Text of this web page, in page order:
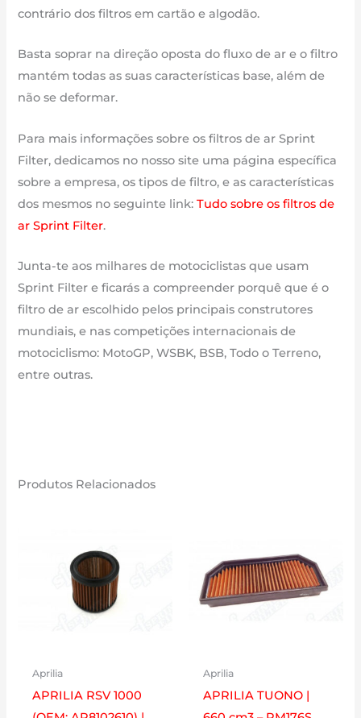
contrário dos filtros em cartão e algodão.
Basta soprar na direção oposta do fluxo de ar e o filtro
mantém todas as suas características base, além de
não se deformar.
Para mais informações sobre os filtros de ar Sprint
Filter, dedicamos no nosso site uma página específica
sobre a empresa, os tipos de filtro, e as características
dos mesmos no seguinte link:Tudo sobre os filtros de
ar Sprint Filter.
Junta-te aos milhares de motociclistas que usam
Sprint Filter e ficarás a compreender porquê que é o
filtro de ar escolhido pelos principais construtores
mundiais, e nas competições internacionais de
motociclismo: MotoGP, WSBK, BSB, Todo o Terreno,
entre outras.
Produtos Relacionados
Aprilia
APRILIA RSV 1000
Aprilia
APRILIA TUONO |